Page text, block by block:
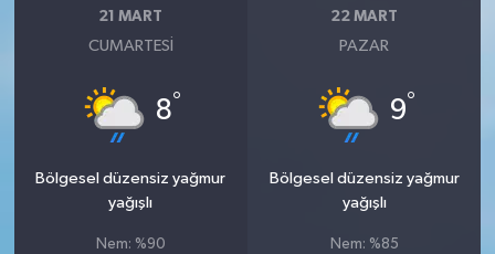
21 MART
CUMARTESI
8°
Bölgesel düzensiz yağmur
yağışlı
Nem: %90
22 MART
PAZAR
9°
Bölgesel düzensiz yağmur
yağışlı
Nem: %85